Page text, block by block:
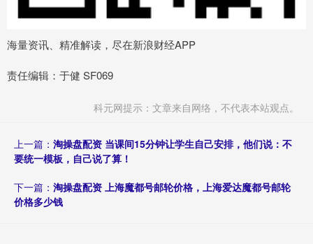
海量资讯、精准解读，尽在新浪财经APP
责任编辑：于健 SF069
科元网提示：文章来自网络，不代表本站观点。
上一篇： 淘操盘配资 当课间15分钟让学生自己安排，他们说：不
要统一模板，自己说了算！
下一篇： 淘操盘配资 上海魔都号邮轮价格，上海爱达魔都号邮轮
价格多少钱